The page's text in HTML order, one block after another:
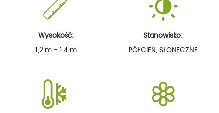
Wysokość:
1,2 m - 1,4 m
Stanowisko:
PÓŁCIEŃ, SŁONECZNE